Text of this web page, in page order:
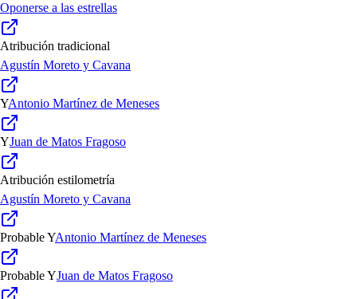
Oponerse a las estrellas
Atribución tradicional
Agustín Moreto y Cavana
YAntonio Martínez de Meneses
YJuan de Matos Fragoso
Atribución estilometría
Agustín Moreto y Cavana
ProbableYAntonio Martínez de Meneses
ProbableYJuan de Matos Fragoso